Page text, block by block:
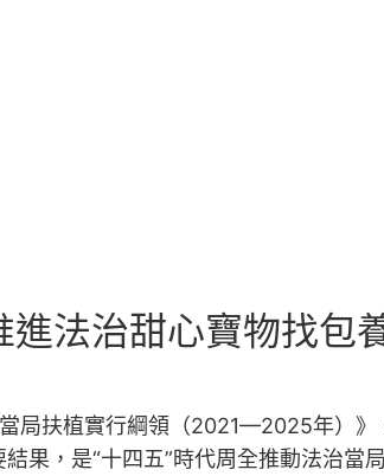
法治甜心寶物找包
局扶植實行綱領（2021—2025年）》
果，是“十四五”時代周全推動法治當